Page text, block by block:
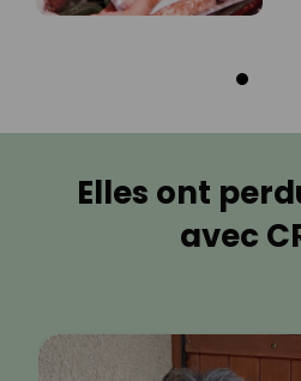
Elles ont
avec